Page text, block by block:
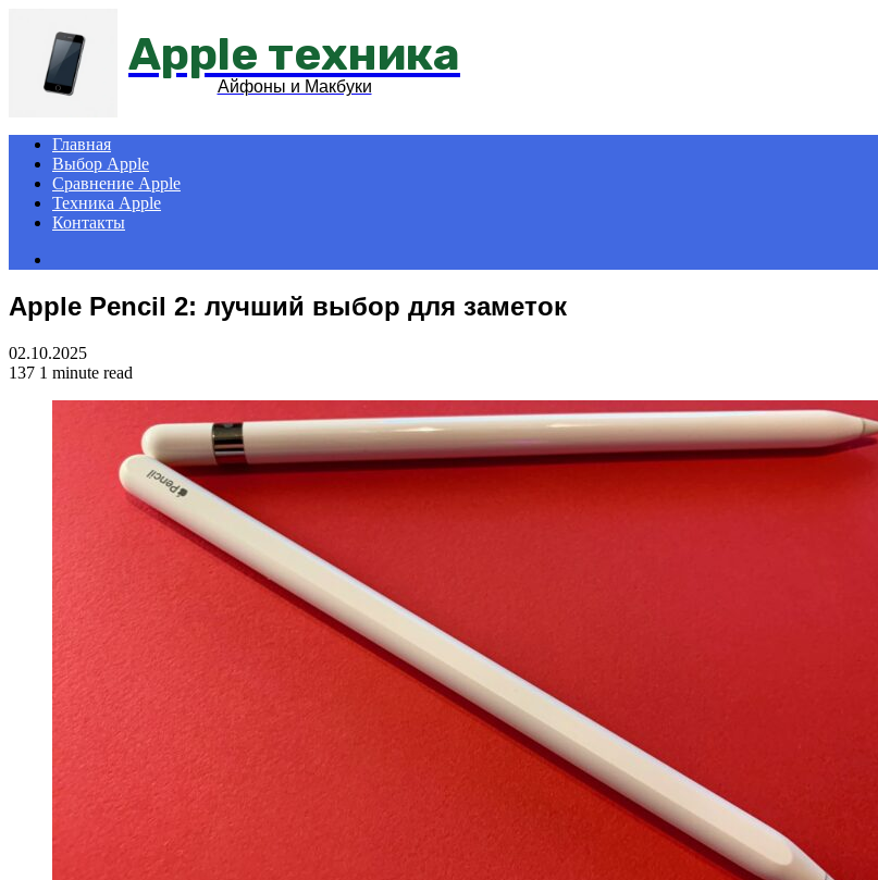
Apple техника
Айфоны и Макбуки
Главная
Выбор Apple
Сравнение Apple
Техника Apple
Контакты
Apple Pencil 2: лучший выбор для заметок
02.10.2025
137 1 minute read